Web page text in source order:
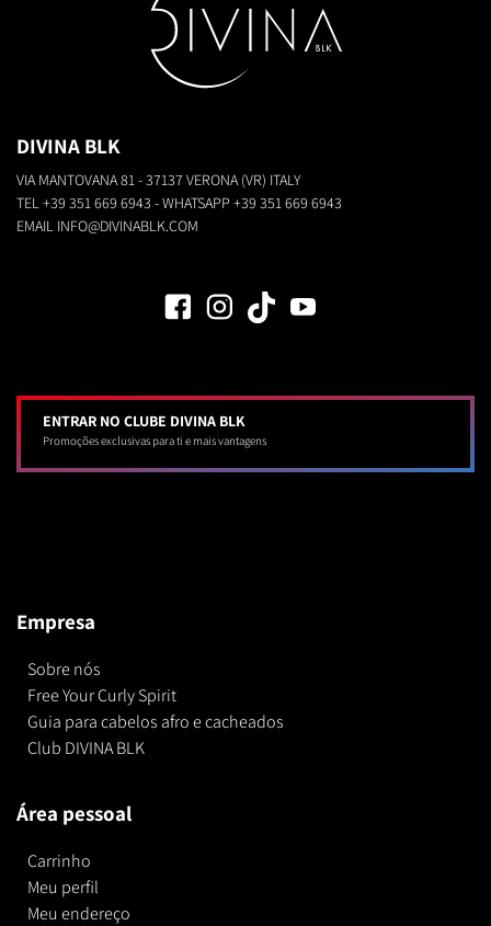
DIVINA BLK
VIA MANTOVANA 81 - 37137 VERONA (VR) ITALY
TEL +39 351 669 6943 - WHATSAPP +39 351 669 6943
EMAIL INFO@DIVINABLK.COM
ENTRAR NO CLUBE DIVINA BLK
Promoções exclusivas para ti e mais vantagens
Empresa
Sobre nós
Free Your Curly Spirit
Guia para cabelos afro e cacheados
Club DIVINA BLK
Área pessoal
Carrinho
Meu perfil
Meu endereço